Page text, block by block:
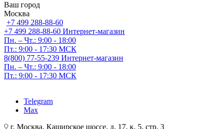
Ваш город
Москва
+7 499 288-88-60
+7 499 288-88-60 Интернет-магазин
Пн. – Чт.: 9:00 - 18:00
Пт.: 9:00 - 17:30 МСК
8(800) 77-55-239 Интернет-магазин
Пн. – Чт.: 9:00 - 18:00
Пт.: 9:00 - 17:30 МСК
Telegram
Max
г. Москва, Каширское шоссе, д. 17, к. 5, стр. 3